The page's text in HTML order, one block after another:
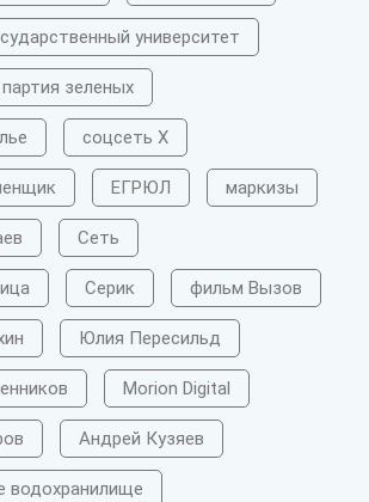
университет
зеленых
соцсеть X
ЕГРЮЛ маркизы
Сеть
Серик фильм Вызов
Юлия Пересильд
Morion Digital
Андрей Кузяев
водохранилище